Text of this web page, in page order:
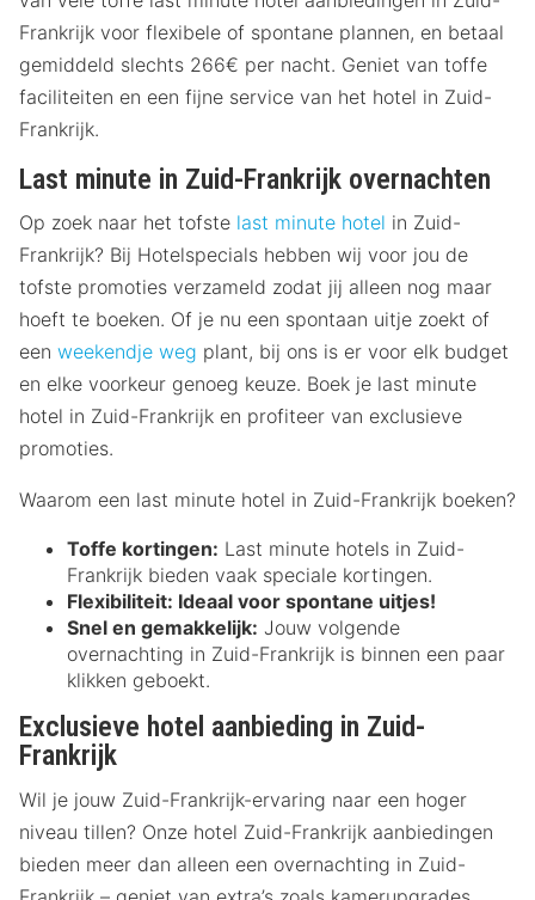
Frankrijk voor flexibele of spontane plannen, en betaal
gemiddeld slechts 266€ per nacht. Geniet van toffe
faciliteiten en een fijne service van het hotel in Zuid-
Frankrijk.
Last minute in Zuid-Frankrijk overnachten
Op zoek naar het tofste last minute hotel in Zuid-
Frankrijk? Bij Hotelspecials hebben wij voor jou de
tofste promoties verzameld zodat jij alleen nog maar
hoeft te boeken. Of je nu een spontaan uitje zoekt of
een weekendje weg plant, bij ons is er voor elk budget
en elke voorkeur genoeg keuze. Boek je last minute
hotel in Zuid-Frankrijk en profiteer van exclusieve
promoties.
Waarom een last minute hotel in Zuid-Frankrijk boeken?
Toffe kortingen: Last minute hotels in Zuid-
Frankrijk bieden vaak speciale kortingen.
Flexibiliteit: Ideaal voor spontane uitjes!
Snel en gemakkelijk: Jouw volgende
overnachting in Zuid-Frankrijk is binnen een paar
klikken geboekt.
Exclusieve hotel aanbieding in Zuid-
Frankrijk
Wil je jouw Zuid-Frankrijk-ervaring naar een hoger
niveau tillen? Onze hotel Zuid-Frankrijk aanbiedingen
bieden meer dan alleen een overnachting in Zuid-